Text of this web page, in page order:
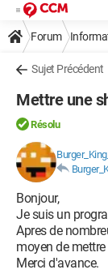
Forum
Sujet Précédent
Mettre une
Résolu
Bonjour,
Je suis un
Apres de
moyen de
Merci d'avance.